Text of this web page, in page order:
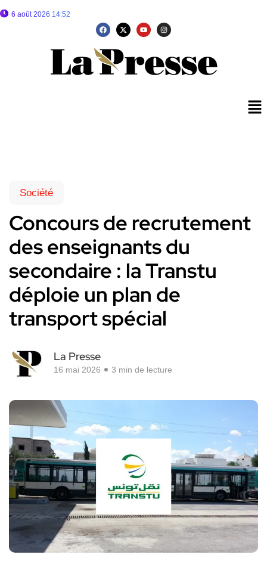
6 août 2026 14:52
Société
Concours de recrutement
des enseignants du
secondaire : la Transtu
déploie un plan de
transport spécial
La Presse
16 mai 2026 3 min de lecture